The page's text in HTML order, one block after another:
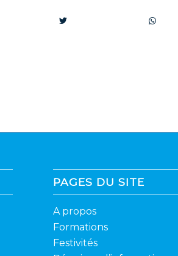
PAGES DU SITE
A propos
Formations
Festivités